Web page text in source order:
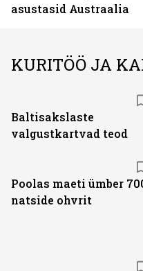
asustasid Austraalia
KURITÖÖ JA
Baltisakslaste
valgustkartvad teod
Poolas maeti ümber
natside ohvrit